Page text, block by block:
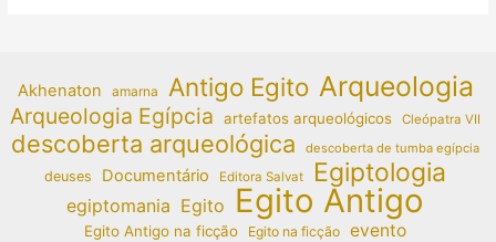
Akhenaton amarna Antigo Egito Arqueologia
Arqueologia Egípcia artefatos arqueológicos Cleópatra VII
descoberta arqueológica descoberta de tumba egípcia
deuses Documentário Editora Salvat Egiptologia
egiptomania Egito Egito Antigo
Egito Antigo na ficção Egito na ficção evento